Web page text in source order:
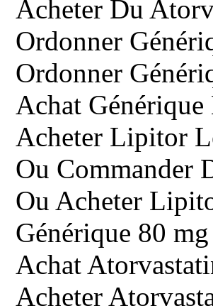
Acheter Du
Ordonner
Ordonner
Achat
Acheter Lipitor
Ou Commander
Ou Acheter
Générique 80
Achat
Acheter